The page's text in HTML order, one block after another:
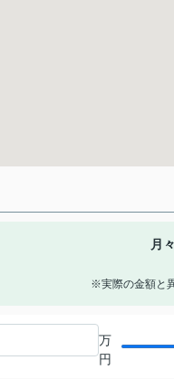
月
※実際の金額と
万
円